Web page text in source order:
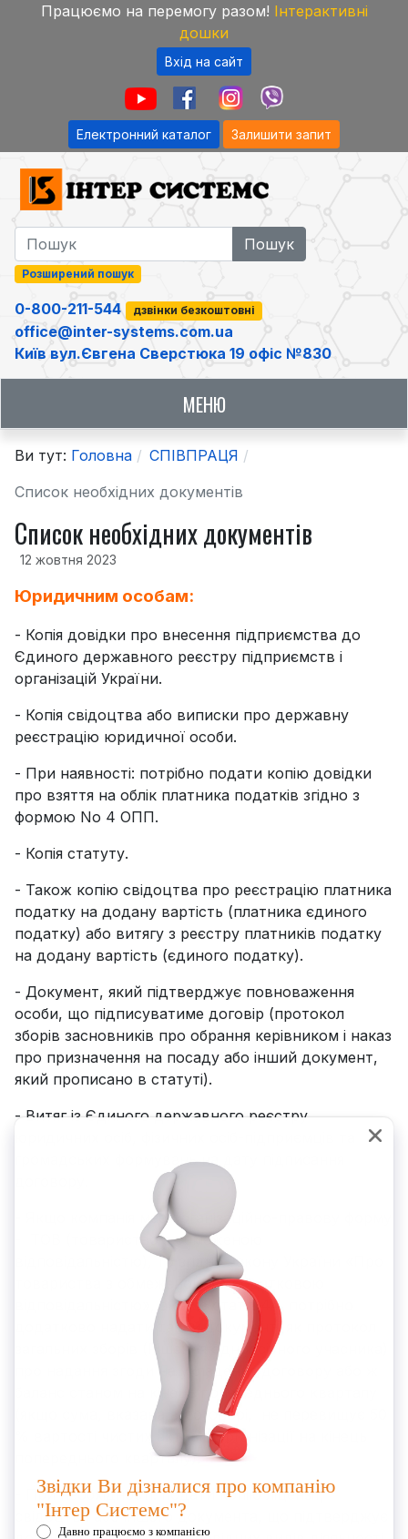
Працюємо на перемогу разом! Інтерактивні
дошки
Вхід на сайт
Електронний каталог Залишити запит
Розширений пошук
0-800-211-544 дзвінки безкоштовні
office@inter-systems.com.ua
Київ вул.Євгена Сверстюка 19 офіс №830
МЕНЮ
Ви тут: Головна
СПІВПРАЦЯ
Список необхідних документів
Список необхідних документів
12 жовтня 2023
Юридичним особам:
- Копія довідки про внесення підприємства до
Єдиного державного реєстру підприємств і
організацій України.
- Копія свідоцтва або виписки про державну
реєстрацію юридичної особи.
- При наявності: потрібно подати копію довідки
про взяття на облік платника податків згідно з
формою No 4 ОПП.
- Копія статуту.
- Також копію свідоцтва про реєстрацію платника
податку на додану вартість (платника єдиного
податку) або витягу з реєстру платників податку
на додану вартість (єдиного податку).
- Документ, який підтверджує повноваження
особи, що підписуватиме договір (протокол
зборів засновників про обрання керівником і наказ
про призначення на посаду або інший документ,
який прописано в статуті).
- Витяг із Єдиного державного реєстру
громадських формувань на дату підписання
- Якщо компанія має організаційно-правову форму
- ТОВ (товариство з обмеженою
відповідальністю), то згідно Закону України «Про
товариства з обмеженою та додатковою
відповідальністю», а саме статті 44, потрібно
додатково надати такий документ, як протокол
загальних зборів (Рішення одноосібного учасника)
про надання згоди на укладення договору або ж
баланс станом на кінець попереднього кварталу
(якщо сума, вказана в договорі, не перевищує 50
% вартості чистих активів організації на кінець
попереднього кварталу).
- При необхідності: подати копію ліцензії,
свідоцтва або іншого документа, що підтверджує